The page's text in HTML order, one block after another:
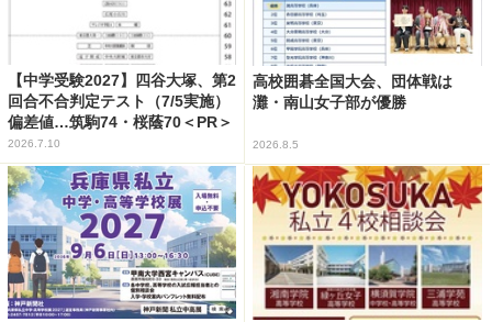
【中学受験2027】四谷大塚、第2
回合不合判定テスト（7/5実施）
偏差値…筑駒74・桜蔭70＜PR＞
2026.7.10
高校囲碁全国大会、団体戦は
灘・南山女子部が優勝
2026.8.5